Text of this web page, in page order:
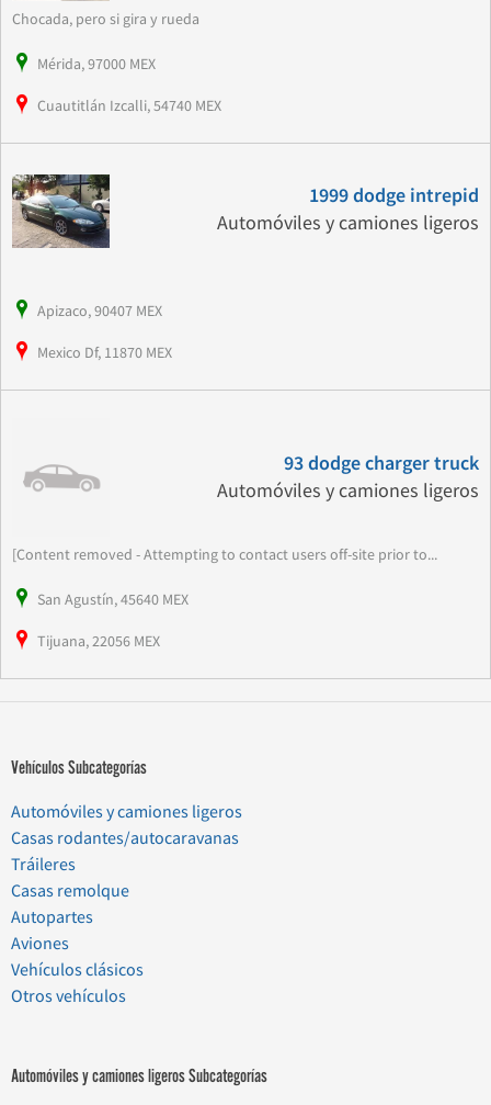
Chocada, pero si gira y rueda
Mérida, 97000 MEX
Cuautitlán Izcalli, 54740 MEX
1999 dodge intrepid
Automóviles y camiones ligeros
Apizaco, 90407 MEX
Mexico Df, 11870 MEX
93 dodge charger truck
Automóviles y camiones ligeros
[Content removed - Attempting to contact users off-site prior to...
San Agustín, 45640 MEX
Tijuana, 22056 MEX
Vehículos Subcategorías
Automóviles y camiones ligeros
Casas rodantes/autocaravanas
Tráileres
Casas remolque
Autopartes
Aviones
Vehículos clásicos
Otros vehículos
Automóviles y camiones ligeros Subcategorías